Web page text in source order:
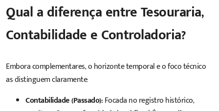
Qual a diferença entre Tesouraria,
Contabilidade e Controladoria?
Embora complementares, o horizonte temporal e o foco técnico
as distinguem claramente:
Contabilidade (Passado):Focada no registro histórico,